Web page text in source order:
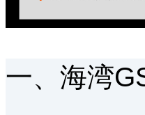
一、海湾